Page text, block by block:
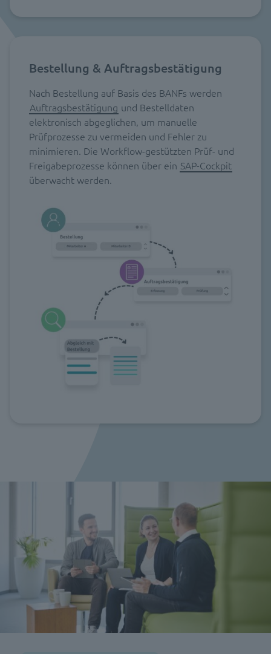
Bestellung & Auftragsbestätigung
Nach Bestellung auf Basis des BANFs werden
Auftragsbestätigung und Bestelldaten
elektronisch abgeglichen, um manuelle
Prüfprozesse zu vermeiden und Fehler zu
minimieren. Die Workflow-gestützten Prüf- und
Freigabeprozesse können über ein SAP-Cockpit
überwacht werden.